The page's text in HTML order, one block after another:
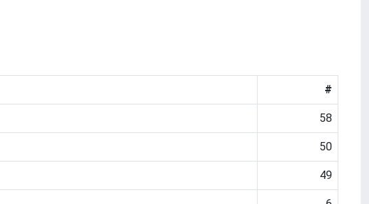
#
58
50
49